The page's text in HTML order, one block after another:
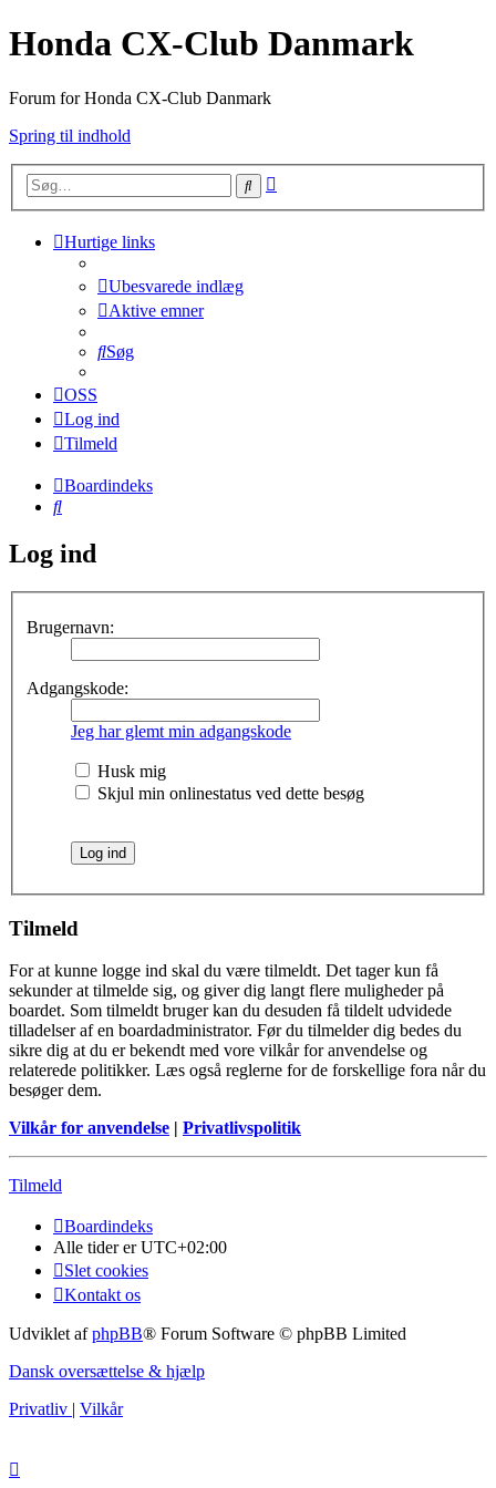
Honda CX-Club Danmark
Forum for Honda CX-Club Danmark
Spring til indhold
Søg
Hurtige links
Ubesvarede indlæg
Aktive emner
Søg
OSS
Log ind
Tilmeld
Boardindeks
Søg
Log ind
Brugernavn:
Adgangskode:
Jeg har glemt min adgangskode
Husk mig
Skjul min onlinestatus ved dette besøg
Tilmeld
For at kunne logge ind skal du være tilmeldt. Det tager kun få
sekunder at tilmelde sig, og giver dig langt flere muligheder på
boardet. Som tilmeldt bruger kan du desuden få tildelt udvidede
tilladelser af en boardadministrator. Før du tilmelder dig bedes du
sikre dig at du er bekendt med vore vilkår for anvendelse og
relaterede politikker. Læs også reglerne for de forskellige fora når du
besøger dem.
Vilkår for anvendelse | Privatlivspolitik
Tilmeld
Boardindeks
Alle tider erUTC+02:00
Slet cookies
Kontakt os
Udviklet afphpBB® Forum Software © phpBB Limited
Dansk oversættelse & hjælp
Privatliv | Vilkår